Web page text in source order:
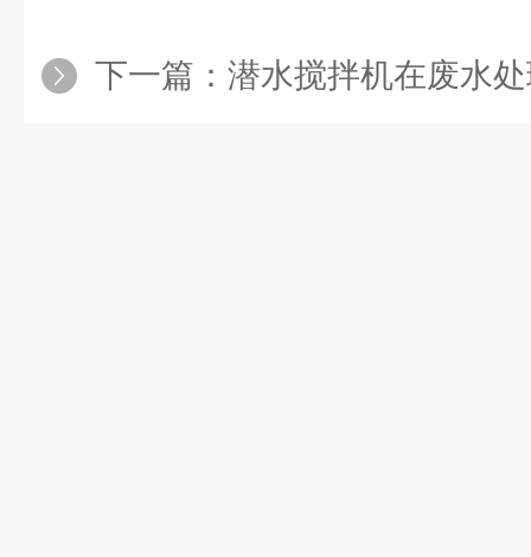
下一篇： 潜水搅拌机在废水